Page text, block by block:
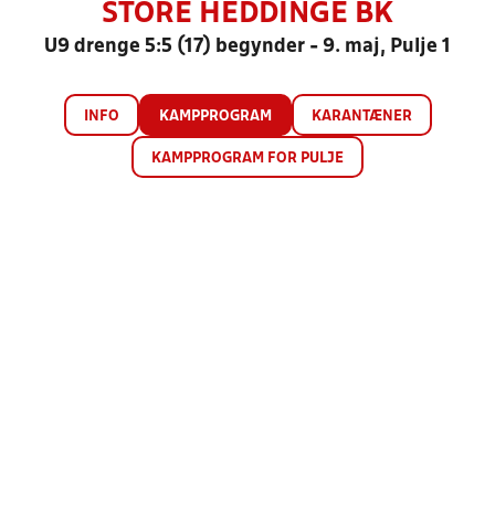
STORE HEDDINGE BK
U9 drenge 5:5 (17) begynder - 9. maj, Pulje 1
INFO KAMPPROGRAM KARANTÆNER
KAMPPROGRAM FOR PULJE